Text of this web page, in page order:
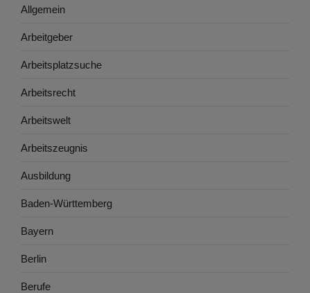
Allgemein
Arbeitgeber
Arbeitsplatzsuche
Arbeitsrecht
Arbeitswelt
Arbeitszeugnis
Ausbildung
Baden-Württemberg
Bayern
Berlin
Berufe